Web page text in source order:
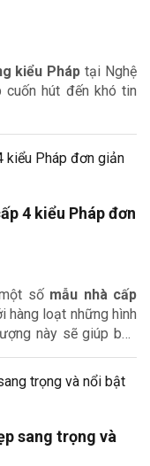
kiểu Pháp tại Nghệ
hút đến khó tin
4 kiểu Pháp đơn
số mẫu nhà cấp
hàng loạt những hình
này sẽ giúp bạn
cho ngôi nhà tương
sang trọng và